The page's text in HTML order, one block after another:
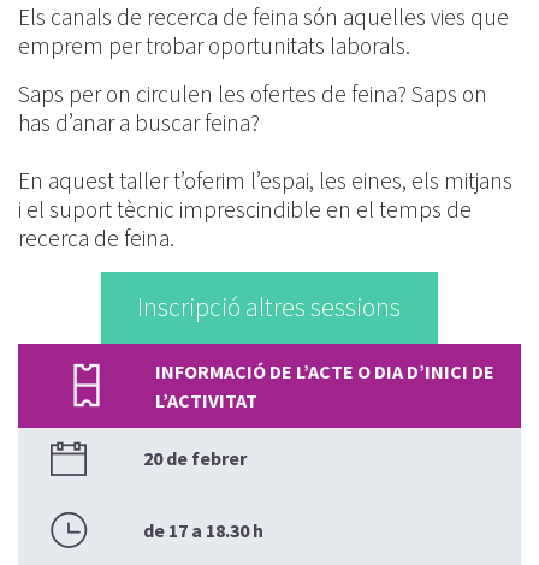
Els canals de recerca de feina són aquelles vies que
emprem per trobar oportunitats laborals.
Saps per on circulen les ofertes de feina? Saps on
has d’anar a buscar feina?
En aquest taller t’oferim l’espai, les eines, els mitjans
i el suport tècnic imprescindible en el temps de
recerca de feina.
Inscripció altres sessions
INFORMACIÓ DE L’ACTE O DIA D’INICI DE
L’ACTIVITAT
20 de febrer
de 17 a 18.30 h